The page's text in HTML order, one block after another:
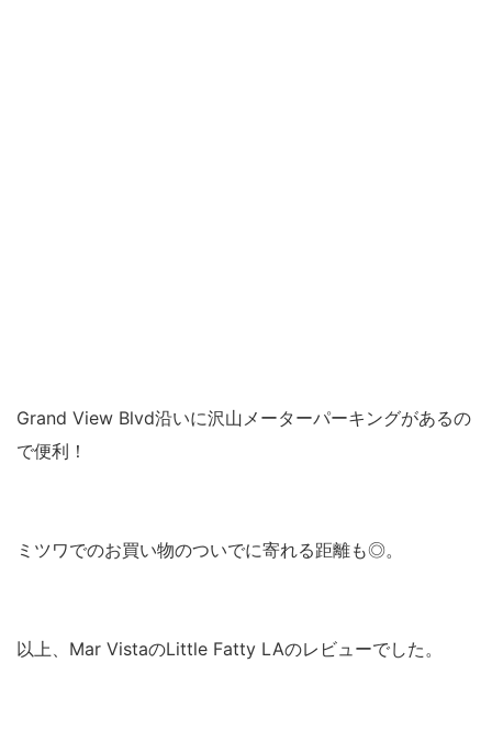
Grand View Blvd沿いに沢山メーターパーキングがあるの
で便利！
ミツワでのお買い物のついでに寄れる距離も◎。
以上、Mar VistaのLittle Fatty LAのレビューでした。